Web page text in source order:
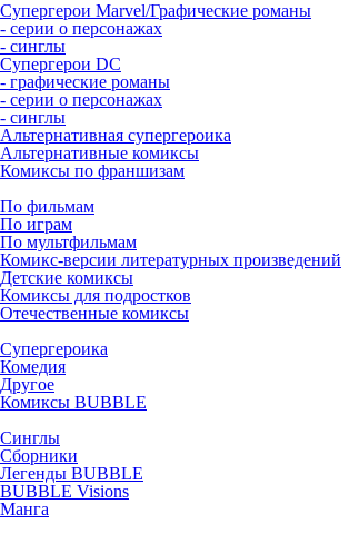
Супергерои Marvel/Графические романы
- серии о персонажах
- синглы
Супергерои DC
- графические романы
- серии о персонажах
- синглы
Альтернативная супергероика
Альтернативные комиксы
Комиксы по франшизам
По фильмам
По играм
По мультфильмам
Комикс-версии литературных произведений
Детские комиксы
Комиксы для подростков
Отечественные комиксы
Супергероика
Комедия
Другое
Комиксы BUBBLE
Синглы
Сборники
Легенды BUBBLE
BUBBLE Visions
Манга